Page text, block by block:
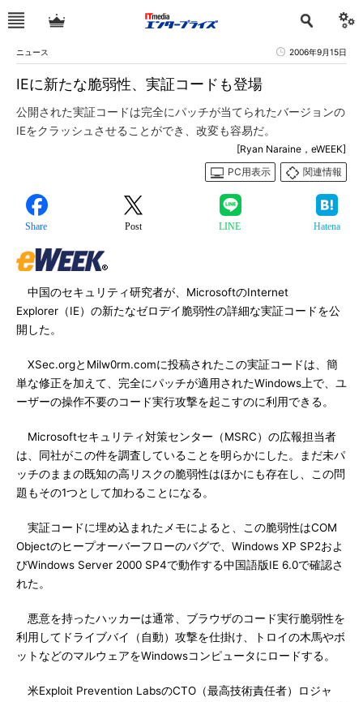
ニュース 2006年9月15日
IEに新たな脆弱性、実証コードも登場
公開された実証コードは完全にパッチが当てられたバージョンの
IEをクラッシュさせることができ、改変も容易だ。
[Ryan Naraine，eWEEK]
PC用表示
関連情報
Share Post LINE Hatena
中国のセキュリティ研究者が、MicrosoftのInternet
Explorer（IE）の新たなゼロデイ脆弱性の詳細な実証コードを公
開した。
XSec.orgとMilw0rm.comに投稿されたこの実証コードは、簡
単な修正を加えて、完全にパッチが適用されたWindows上で、ユ
ーザーの操作不要のコード実行攻撃を起こすのに利用できる。
Microsoftセキュリティ対策センター（MSRC）の広報担当者
は、同社がこの件を調査していることを明らかにした。まだ未パ
ッチのままの既知の高リスクの脆弱性はほかにも存在し、この問
題もその1つとして加わることになる。
実証コードに埋め込まれたメモによると、この脆弱性はCOM
Objectのヒープオーバーフローのバグで、Windows XP SP2およ
びWindows Server 2000 SP4で動作する中国語版IE 6.0で確認さ
れた。
悪意を持ったハッカーは通常、ブラウザのコード実行脆弱性を
利用してドライブバイ（自動）攻撃を仕掛け、トロイの木馬やボ
ットなどのマルウェアをWindowsコンピュータにロードする。
米Exploit Prevention LabsのCTO（最高技術責任者）ロジャ